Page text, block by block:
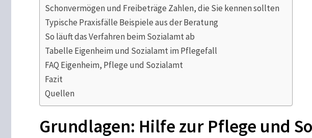
Schonvermögen und Freibeträge Zahlen, die Sie kennen sollten
Typische Praxisfälle Beispiele aus der Beratung
So läuft das Verfahren beim Sozialamt ab
Tabelle Eigenheim und Sozialamt im Pflegefall
FAQ Eigenheim, Pflege und Sozialamt
Fazit
Quellen
Grundlagen: Hilfe zur Pflege und